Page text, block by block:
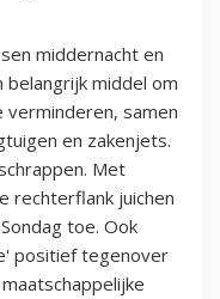
middernacht en
belangrijk middel om
samen
en zakenjets.
Met
rechterflank juichen
toe. Ook
positief tegenover